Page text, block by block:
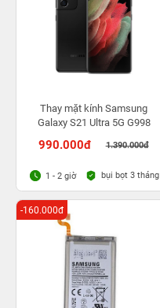
Thay mặt kính Samsung
Galaxy S21 Ultra 5G G998
990.000đ 1.390.000đ
1 - 2 giờ bụi bọt 3 tháng
-160.000đ